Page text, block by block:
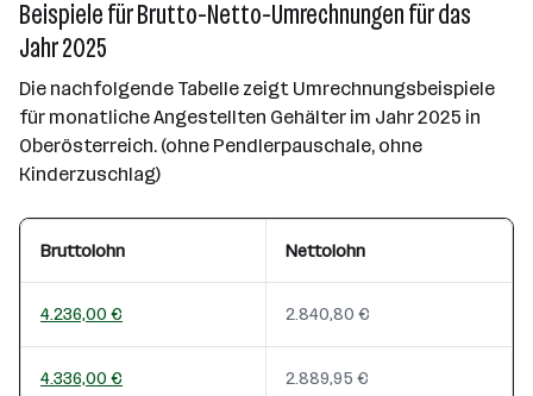
Beispiele für Brutto-Netto-Umrechnungen für das
Jahr 2025
Die nachfolgende Tabelle zeigt Umrechnungsbeispiele
für monatliche Angestellten Gehälter im Jahr 2025 in
Oberösterreich. (ohne Pendlerpauschale, ohne
Kinderzuschlag)
Bruttolohn Nettolohn
4.236,00 € 2.840,80 €
4.336,00 € 2.889,95 €